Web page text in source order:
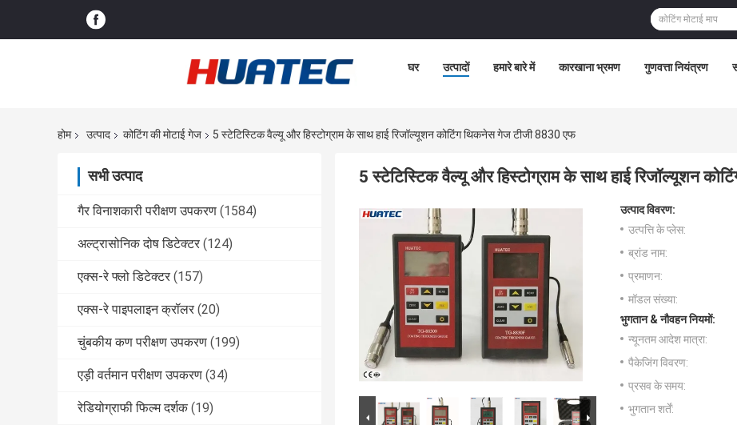
घर उत्पादों हमारे बारे में कारखाना भ्रमण गुणवत्ता नियंत्रण
होम उत्पाद कोटिंग की मोटाई गेज 5 स्टेटिस्टिक वैल्यू और हिस्टोग्राम के साथ हाई रिजॉल्यूशन कोटिंग थिकनेस गेज टीजी 8830 एफ
सभी उत्पाद
गैर विनाशकारी परीक्षण उपकरण (1584)
अल्ट्रासोनिक दोष डिटेक्टर (124)
एक्स-रे फ्लो डिटेक्टर (157)
एक्स-रे पाइपलाइन क्रॉलर (20)
चुंबकीय कण परीक्षण उपकरण (199)
एड़ी वर्तमान परीक्षण उपकरण (34)
रेडियोग्राफी फिल्म दर्शक (19)
5 स्टेटिस्टिक वैल्यू और हिस्टोग्राम के साथ हाई रिजॉल्यूशन
उत्पाद विवरण:
उत्पत्ति के प्लेस:
ब्रांड नाम:
प्रमाणन:
मॉडल संख्या:
भुगतान & नौवहन नियमों:
न्यूनतम आदेश मात्रा:
पैकेजिंग विवरण:
प्रसव के समय:
भुगतान शर्तें: